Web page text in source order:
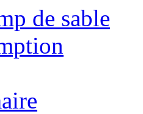
de sable